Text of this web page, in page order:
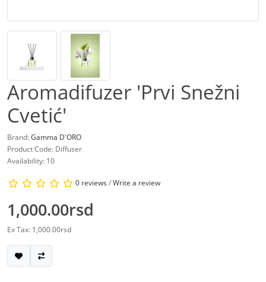
Aromadifuzer 'Prvi Snežni
Cvetić'
Brand:Gamma D'ORO
Product Code: Diffuser
Availability: 10
0 reviews /Write a review
1,000.00rsd
Ex Tax: 1,000.00rsd